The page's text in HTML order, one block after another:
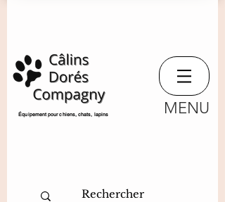
​Équipement pour chiens, chats, lapins MENU